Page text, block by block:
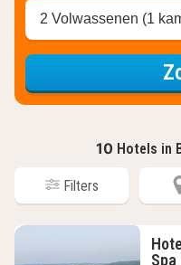
2 Volwassenen (1
10 Hotels in
Filters